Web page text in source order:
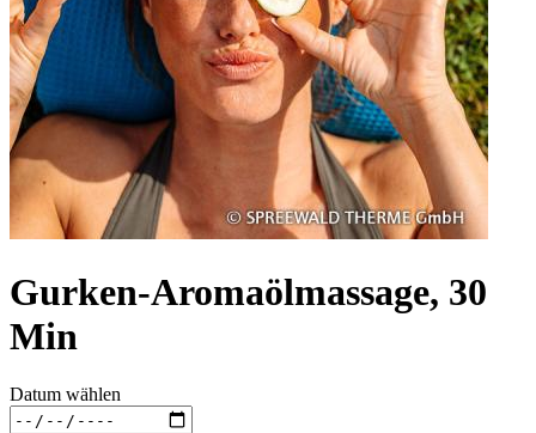
Gurken-Aromaölmassage, 30
Min
Datum wählen